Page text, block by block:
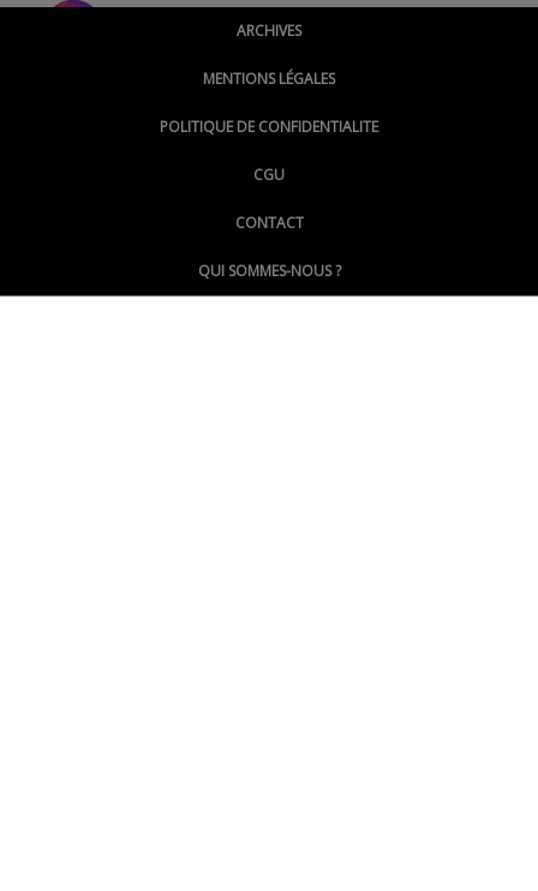
@montpellierpoinginfo
@LePoingMontpellier
ARCHIVES
MENTIONS LÉGALES
POLITIQUE DE CONFIDENTIALITE
CGU
CONTACT
QUI SOMMES-NOUS ?